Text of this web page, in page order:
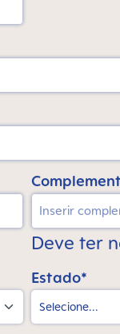
Deve ter
Estado*